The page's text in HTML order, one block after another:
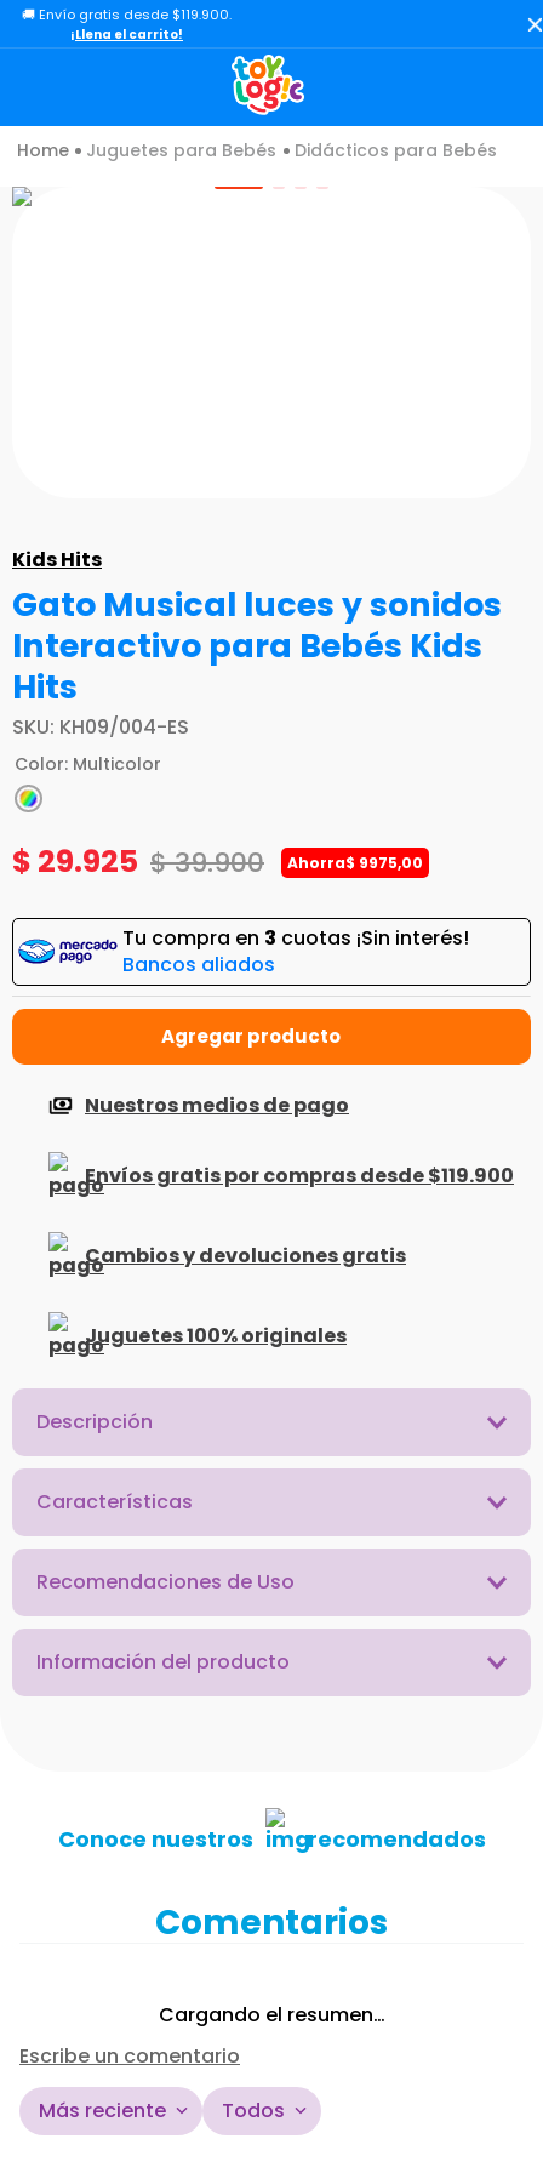
🚚 Envío gratis desde $119.900.
¡Llena el carrito!
Juguetes para Bebés Didácticos para Bebés
Kids Hits
Gato Musical luces y sonidos
Interactivo para Bebés Kids
Hits
SKU: KH09/004-ES
Color: Multicolor
$ 29.925 $39.900 Ahorra$ 9975,00
Tu compra en 3 cuotas ¡Sin interés!
Bancos aliados
Nuestros medios de pago
Envíos gratis por compras desde $119.900
Cambios y devoluciones gratis
Juguetes 100% originales
Descripción
Características
Recomendaciones de Uso
Información del producto
Conoce nuestros recomendados
Comentarios
Cargando el resumen…
Escribe un comentario
Más reciente Todos
TÉRMINOS MÁS BUSCADOS
3.
carro
4